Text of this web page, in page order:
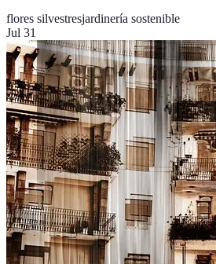
flores silvestresjardinería sostenible
Jul 31